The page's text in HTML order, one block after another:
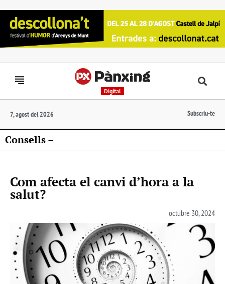
Digital
7, agost del 2026 Subscriu-te
Consells –
Com afecta el canvi d’hora a la
salut?
octubre 30, 2024